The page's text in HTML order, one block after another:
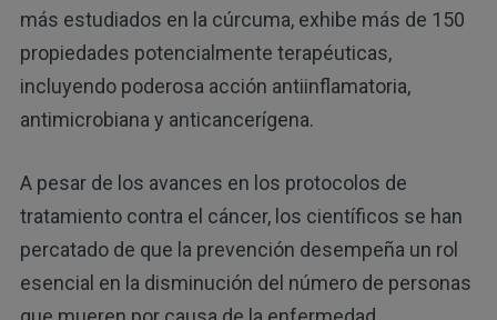
más estudiados en la cúrcuma, exhibe más de 150
propiedades potencialmente terapéuticas,
incluyendo poderosa acción antiinflamatoria,
antimicrobiana y anticancerígena.
A pesar de los avances en los protocolos de
tratamiento contra el cáncer, los científicos se han
percatado de que la prevención desempeña un rol
esencial en la disminución del número de personas